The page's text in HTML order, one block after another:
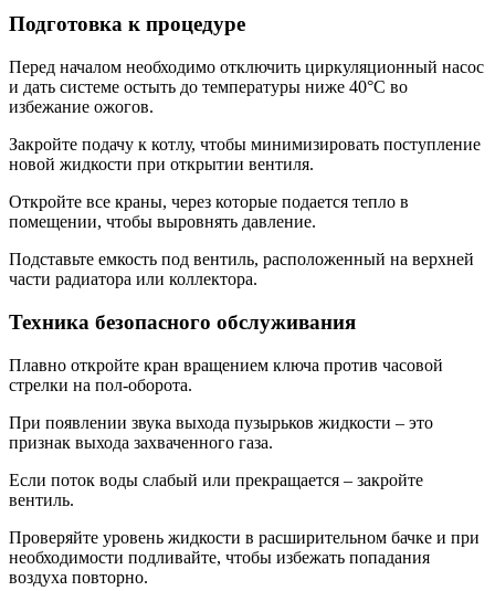
Подготовка к процедуре
Перед началом необходимо отключить циркуляционный насос
и дать системе остыть до температуры ниже 40°C во
избежание ожогов.
Закройте подачу к котлу, чтобы минимизировать поступление
новой жидкости при открытии вентиля.
Откройте все краны, через которые подается тепло в
помещении, чтобы выровнять давление.
Подставьте емкость под вентиль, расположенный на верхней
части радиатора или коллектора.
Техника безопасного обслуживания
Плавно откройте кран вращением ключа против часовой
стрелки на пол-оборота.
При появлении звука выхода пузырьков жидкости – это
признак выхода захваченного газа.
Если поток воды слабый или прекращается – закройте
вентиль.
Проверяйте уровень жидкости в расширительном бачке и при
необходимости подливайте, чтобы избежать попадания
воздуха повторно.